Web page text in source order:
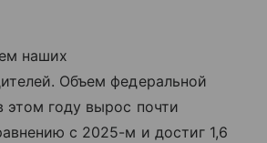
наших
Объем федеральной
году вырос почти
с 2025-м и достиг 1,6